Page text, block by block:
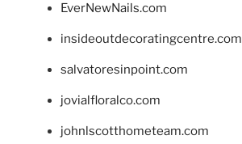
EverNewNails.com
insideoutdecoratingcentre.com
salvatoresinpoint.com
jovialfloralco.com
johnlscotthometeam.com